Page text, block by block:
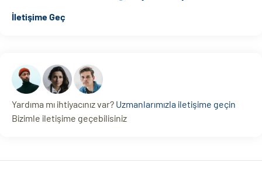
İletişime Geç
Yardıma mı ihtiyacınız var? Uzmanlarımızla iletişime geçin
Bizimle iletişime geçebilisiniz